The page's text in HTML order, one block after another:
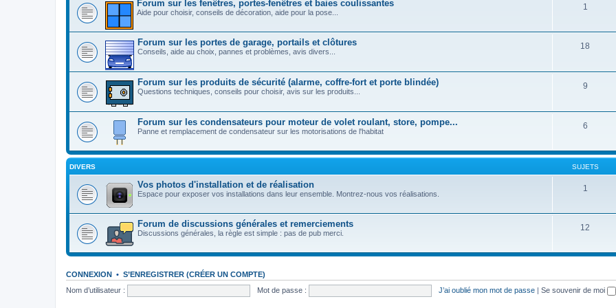
Forum sur les fenêtres, portes-fenêtres et baies coulissantes
Aide pour choisir, conseils de décoration, aide pour la pose...
1
Forum sur les portes de garage, portails et clôtures
Conseils, aide au choix, pannes et problèmes, avis divers...
18
Forum sur les produits de sécurité (alarme, coffre-fort et porte blindée)
Questions techniques, conseils pour choisir, avis sur les produits...
9
Forum sur les condensateurs pour moteur de volet roulant, store, pompe...
Panne et remplacement de condensateur sur les motorisations de l'habitat
6
DIVERS SUJETS
Vos photos d'installation et de réalisation
Espace pour exposer vos installations dans leur ensemble. Montrez-nous vos réalisations.
1
Forum de discussions générales et remerciements
Discussions générales, la règle est simple : pas de pub merci.
12
CONNEXION • S’ENREGISTRER (CRÉER UN COMPTE)
Nom d’utilisateur :
Mot de passe : J’ai oublié mon mot de passe | Se souvenir de moi